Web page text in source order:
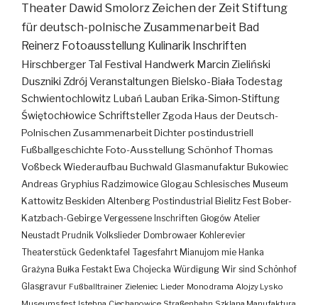
Theater Dawid SmolorzZeichen der Zeit Stiftung
für deutsch-polnische Zusammenarbeit Bad
Reinerz Fotoausstellung Kulinarik Inschriften
Hirschberger Tal Festival Handwerk Marcin Zieliński
Duszniki Zdrój Veranstaltungen Bielsko-Biała Todestag
Schwientochlowitz Lubań Lauban Erika-Simon-Stiftung
Świętochłowice SchriftstellerZgoda Haus der Deutsch-
Polnischen ZusammenarbeitDichterpostindustriell
Fußballgeschichte Foto-AusstellungSchönhofThomas
VoßbeckWiederaufbau Buchwald Glasmanufaktur Bukowiec
Andreas Gryphius Radzimowice Glogau Schlesisches Museum
Kattowitz Beskiden Altenberg Postindustrial Bielitz Fest Bober-
Katzbach-Gebirge Vergessene Inschriften Głogów Atelier
Neustadt Prudnik Volkslieder Dombrowaer Kohlerevier
Theaterstück Gedenktafel Tagesfahrt Mianujom mie Hanka
Grażyna Bułka Festakt Ewa Chojecka Würdigung Wir sind Schönhof
Glasgravur Fußballtrainer Zieleniec Lieder Monodrama Alojzy Lysko